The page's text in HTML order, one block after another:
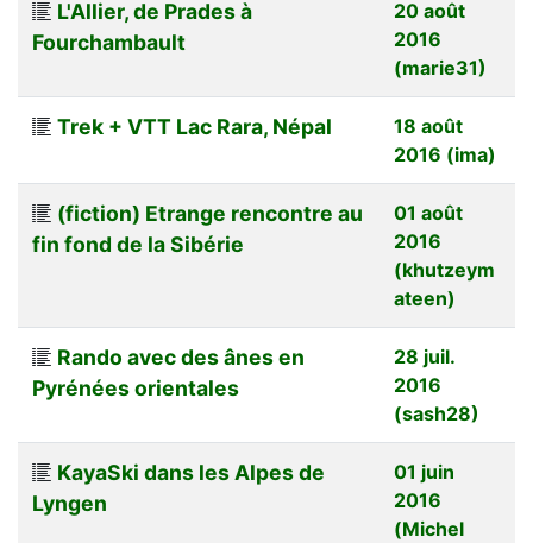
L'Allier, de Prades à
Fourchambault
20 août
2016
(marie31)
Trek + VTT Lac Rara, Népal
18 août
2016 (ima)
(fiction) Etrange rencontre au
fin fond de la Sibérie
01 août
2016
(khutzeym
ateen)
Rando avec des ânes en
Pyrénées orientales
28 juil.
2016
(sash28)
KayaSki dans les Alpes de
Lyngen
01 juin
2016
(Michel